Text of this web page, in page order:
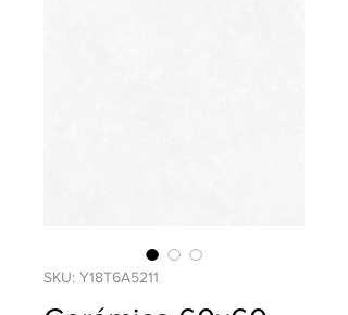
SKU: Y18T6A5211